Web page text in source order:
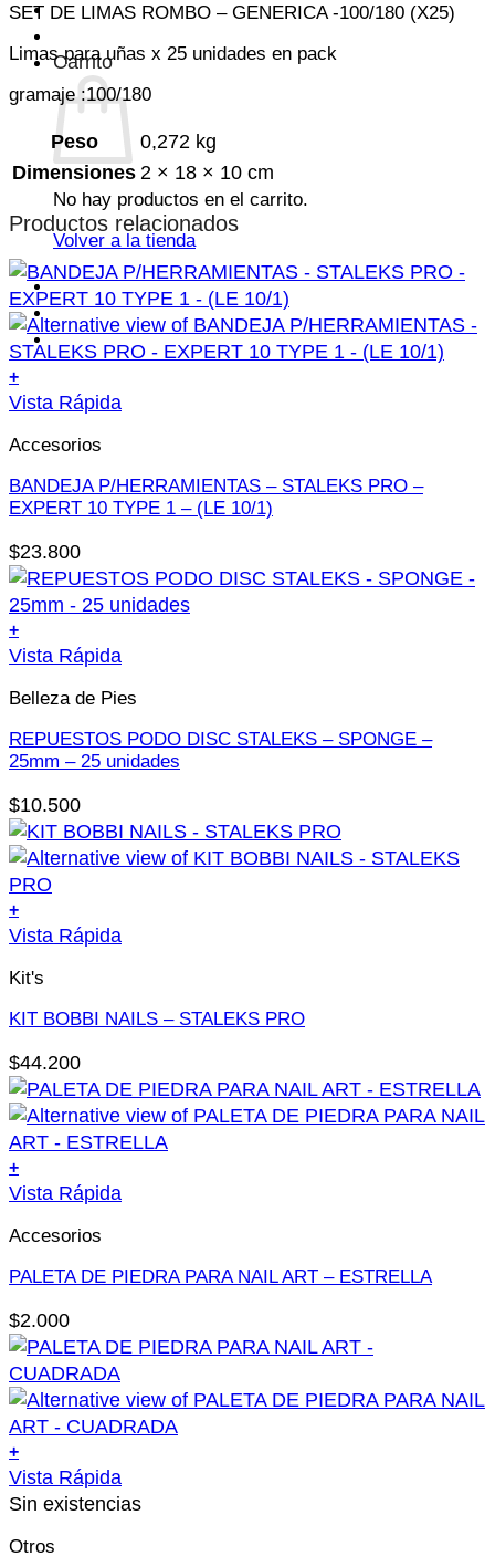
Carrito
No hay productos en el carrito.
Volver a la tienda
SET DE LIMAS ROMBO – GENERICA -100/180 (X25)
Limas para uñas x 25 unidades en pack
gramaje :100/180
Peso
0,272 kg
Dimensiones 2 × 18 × 10 cm
Productos relacionados
+
Vista Rápida
Accesorios
BANDEJA P/HERRAMIENTAS – STALEKS PRO –
EXPERT 10 TYPE 1 – (LE 10/1)
$23.800
+
Vista Rápida
Belleza de Pies
REPUESTOS PODO DISC STALEKS – SPONGE –
25mm – 25 unidades
$10.500
+
Este
tiene
múltiples
Las
opciones
se
pueden
elegir
en
la
de
Vista Rápida
Kit's
KIT BOBBI NAILS – STALEKS PRO
$44.200
+
Este
tiene
múltiples
Las
opciones
se
pueden
elegir
en
la
página
de
Vista Rápida
Accesorios
PALETA DE PIEDRA PARA NAIL ART – ESTRELLA
$2.000
+
Este
producto
múltiples
Vista Rápida
Sin existencias
Otros